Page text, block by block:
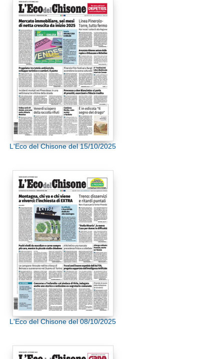
L'Eco del Chisone del 15/10/2025
L'Eco del Chisone del 08/10/2025